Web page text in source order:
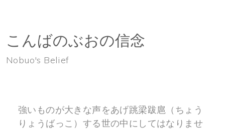
こんばのぶおの信念
Nobuo's Belief
強いものが大きな声をあげ跳梁跋扈（ちょう
りょうばっこ）する世の中にしてはなりませ